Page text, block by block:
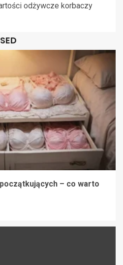
odżywcze korbaczy
– co warto